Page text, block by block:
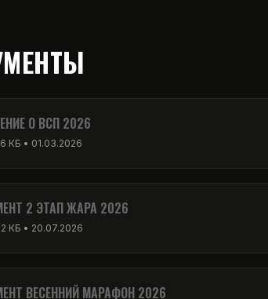
О ВСП 2026
КБ • 01.03.2026
2 ЭТАП ЖАРА 2026
КБ • 20.07.2026
ВЕСЕННИЙ МАРАФОН 2026